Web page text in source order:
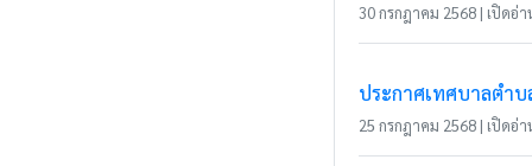
30 กรกฎาคม 2568 | เปิดอ่า
ประกาศเทศบาลตำ
25 กรกฎาคม 2568 | เปิดอ่า